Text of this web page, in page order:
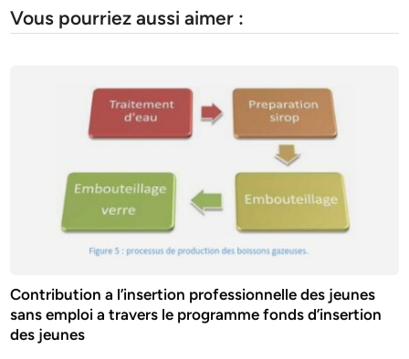
Vous pourriez aussi aimer :
Contribution a l’insertion professionnelle des jeunes
sans emploi a travers le programme fonds d’insertion
des jeunes